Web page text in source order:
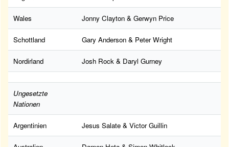
Wales Jonny Clayton & Gerwyn Price
Schottland Gary Anderson & Peter Wright
Nordirland Josh Rock & Daryl Gurney
Ungesetzte
Nationen
Argentinien Jesus Salate & Victor Guillin